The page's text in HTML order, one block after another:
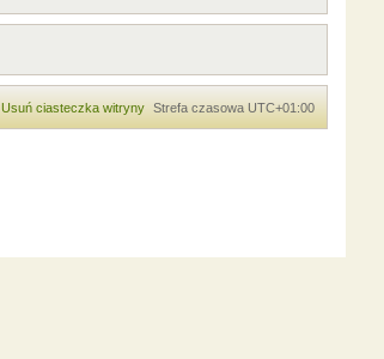
Strefa czasowa UTC+01:00
Usuń ciasteczka witryny